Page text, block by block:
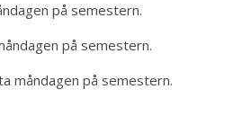
på semestern.
på semestern.
måndagen på semestern.